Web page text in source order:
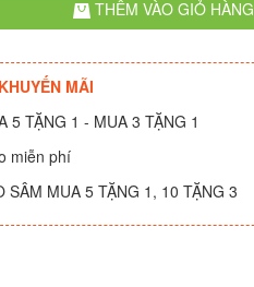
THÊM VÀO GIỎ HÀNG
KHUYẾN MÃI
5 TẶNG 1 - MUA 3 TẶNG 1
miễn phí
SÂM MUA 5 TẶNG 1, 10 TẶNG 3